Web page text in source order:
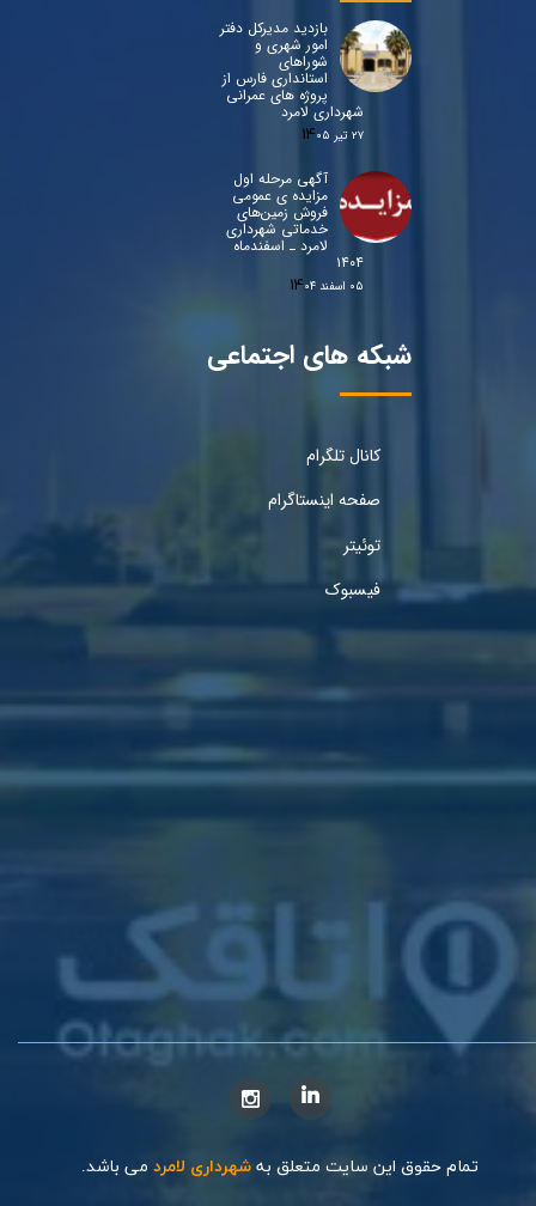
بازدید مدیرکل دفتر
امور شهری و
شوراهای
استانداری فارس از
پروژه های عمرانی
شهرداری لامرد
۲۷ تیر ۰۵
آگهی مرحله اول
مزایده ی عمومی
فروش زمین‌های
خدماتی شهرداری
لامرد ـ اسفندماه
۱۴۰۴
۰۵ اسفند ۰۴
شبکه های اجتماعی
کانال تلگرام
صفحه اینستاگرام
توئیتر
فیسبوک
تمام حقوق این سایت متعلق به شهرداری لامرد می باشد.